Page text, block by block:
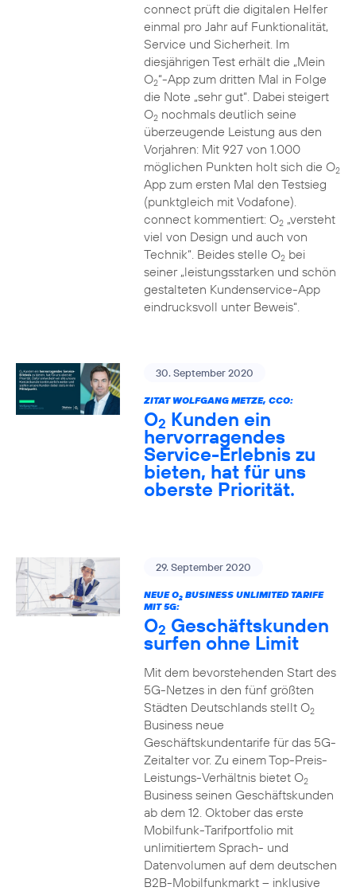
connect prüft die digitalen Helfer
einmal pro Jahr auf Funktionalität,
Service und Sicherheit. Im
diesjährigen Test erhält die „Mein
O2“-App zum dritten Mal in Folge
die Note „sehr gut“. Dabei steigert
O2nochmals deutlich seine
überzeugende Leistung aus den
Vorjahren: Mit 927 von 1.000
möglichen Punkten holt sich die O2
App zum ersten Mal den Testsieg
(punktgleich mit Vodafone).
connect kommentiert: O2„versteht
viel von Design und auch von
Technik“. Beides stelle O2bei
seiner „leistungsstarken und schön
gestalteten Kundenservice-App
eindrucksvoll unter Beweis“.
30. September 2020
ZITAT WOLFGANG METZE, CCO:
O2 Kunden ein
hervorragendes
Service-Erlebnis zu
bieten, hat für uns
oberste Priorität.
29. September 2020
NEUE O2BUSINESS UNLIMITED TARIFE
MIT 5G:
O2 Geschäftskunden
surfen ohne Limit
Mit dem bevorstehenden Start des
5G-Netzes in den fünf größten
Städten Deutschlands stellt O2
Business neue
Geschäftskundentarife für das 5G-
Zeitalter vor. Zu einem Top-Preis-
Leistungs-Verhältnis bietet O2
Business seinen Geschäftskunden
ab dem 12. Oktober das erste
Mobilfunk-Tarifportfolio mit
unlimitiertem Sprach- und
Datenvolumen auf dem deutschen
B2B-Mobilfunkmarkt – inklusive